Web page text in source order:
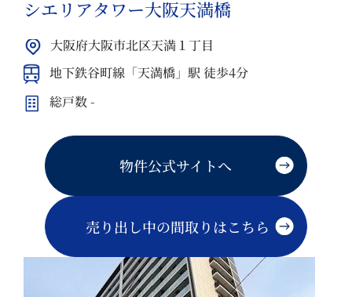
シエリアタワー大阪天満橋
大阪府大阪市北区天満１丁目
地下鉄谷町線「天満橋」駅 徒歩4分
総戸数 -
物件公式サイトへ
売り出し中の間取りはこちら